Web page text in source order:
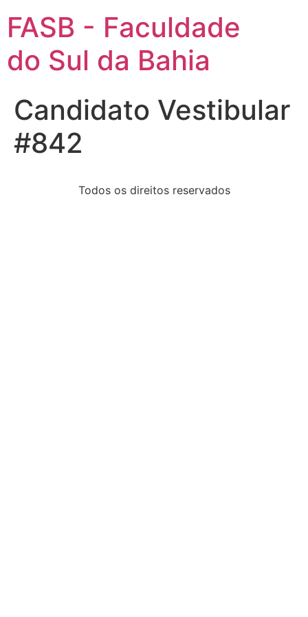
FASB - Faculdade
do Sul da Bahia
Candidato Vestibular
#842
Todos os direitos reservados